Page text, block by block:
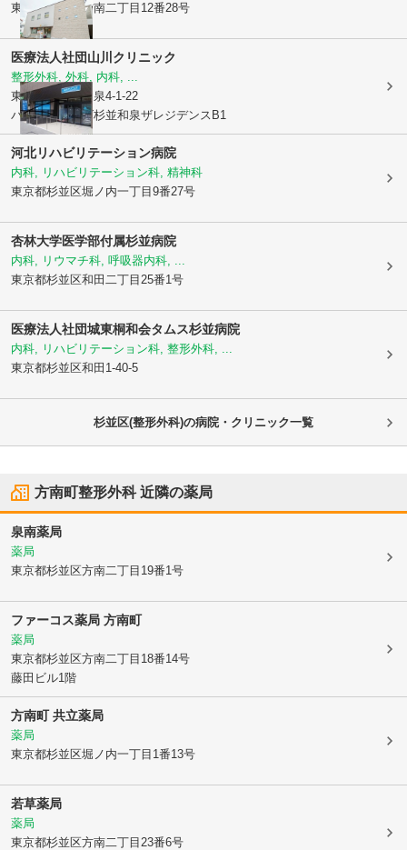
東京都杉並区 方南二丁目12番28号
医療法人社団山川クリニック
整形外科, 外科, 内科, ...
東京都杉並区和泉4-1-22
パークホームズ杉並和泉ザレジデンスB1
河北リハビリテーション病院
内科, リハビリテーション科, 精神科
東京都杉並区堀ノ内一丁目9番27号
杏林大学医学部付属杉並病院
内科, リウマチ科, 呼吸器内科, ...
東京都杉並区和田二丁目25番1号
医療法人社団城東桐和会タムス杉並病院
内科, リハビリテーション科, 整形外科, ...
東京都杉並区和田1-40-5
杉並区(整形外科)の病院・クリニック一覧
方南町整形外科近隣の薬局
泉南薬局
薬局
東京都杉並区方南二丁目19番1号
ファーコス薬局 方南町
薬局
東京都杉並区方南二丁目18番14号
藤田ビル1階
方南町 共立薬局
薬局
東京都杉並区堀ノ内一丁目1番13号
若草薬局
薬局
東京都杉並区方南二丁目23番6号